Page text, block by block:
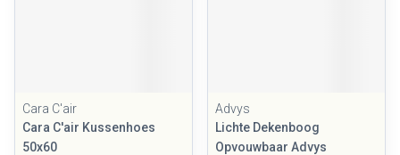
Cara C'air
Cara C'air Kussenhoes
50x60
Advys
Lichte Dekenboog
Opvouwbaar Advys